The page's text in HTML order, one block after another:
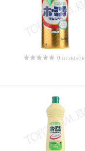
0 отзывов